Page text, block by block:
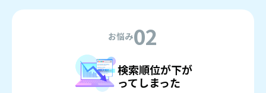
お悩み02
検索順位が下が
ってしまった